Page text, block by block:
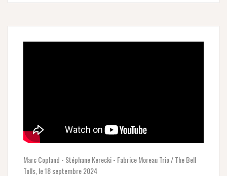
Marc Copland - Stéphane Kerecki - Fabrice Moreau Trio / The Bell
Tolls, le 18 septembre 2024